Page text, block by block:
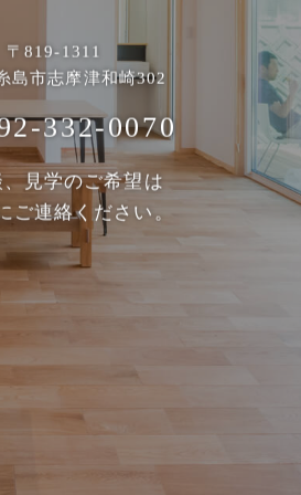
〒819-1311
島市志摩津和崎302
332-0070
見学のご希望は
ご連絡ください。